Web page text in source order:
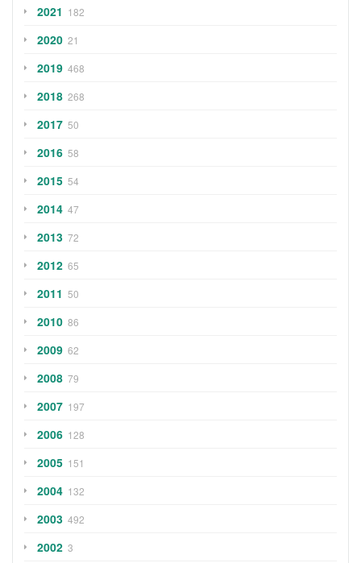
2021 182
2020 21
2019 468
2018 268
2017 50
2016 58
2015 54
2014 47
2013 72
2012 65
2011 50
2010 86
2009 62
2008 79
2007 197
2006 128
2005 151
2004 132
2003 492
2002 3